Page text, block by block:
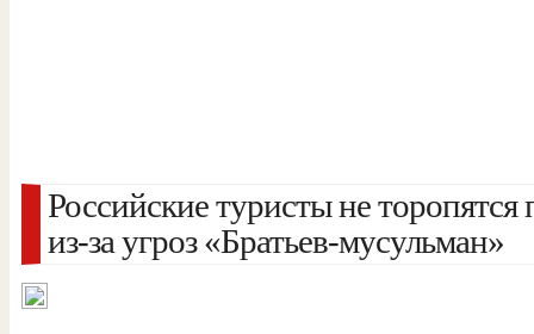
Российские туристы не торопятся
из-за угроз «Братьев-мусульман»